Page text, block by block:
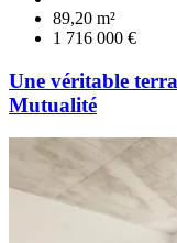
89,20 m²
1 716 000 €
Une véritable
Mutualité